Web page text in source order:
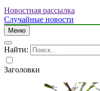
Новостная рассылка
Случайные новости
Меню
Найти:
Заголовки